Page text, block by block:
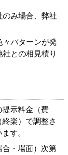
のみ場合、弊社
々パターンが発
との相見積り
提示料金（費
楽）で調整さ
す。
・場面）次第